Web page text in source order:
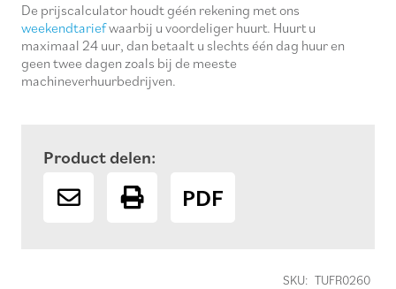
SKU: TUFR0260
De prijscalculator houdt géén rekening met ons
weekendtariefwaarbij u voordeliger huurt. Huurt u
maximaal 24 uur, dan betaalt u slechts één dag huur en
geen twee dagen zoals bij de meeste
machineverhuurbedrijven.
Product delen:
PDF